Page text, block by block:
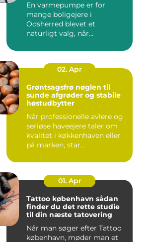
En varmepumpe er for
mange boligejere i
Odsherred blevet et
naturligt valg, når
02. Apr
Grøntsagsfrø nøglen til
sunde afgrøder og stabile
høstudbytter
Når professionelle avlere og
seriøse haveejere taler om
kvalitet i køkkenhaven eller
på marken, star...
01. Apr
Tattoo københavn sådan
finder du det rette studie
til din næste tatovering
Når man søger efter Tattoo
københavn, møder man et